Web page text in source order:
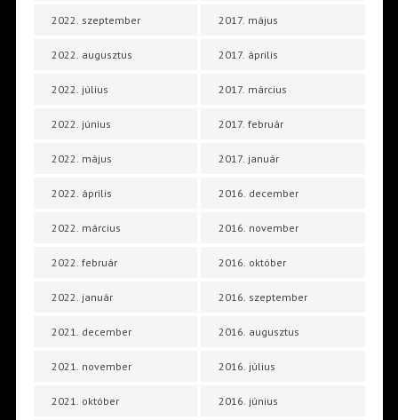
2022. szeptember
2022. augusztus
2022. július
2022. június
2022. május
2022. április
2022. március
2022. február
2022. január
2021. december
2021. november
2021. október
2017. május
2017. április
2017. március
2017. február
2017. január
2016. december
2016. november
2016. október
2016. szeptember
2016. augusztus
2016. július
2016. június